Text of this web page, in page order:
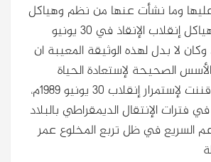
وما نشأت عنها من نظم وهياكل
مثلها مثل نظم وهياكل إنقلاب الإنقاذ في ٣٠ يونيو
وكان لا بدل لهذه الوثيقة المعيبة ان
الصحيحة لإستعادة الحياة
الدستورية للبلاد وقننت لإستمرار إنقلاب ٣٠ يونيو ١٩٨٩م،
فترات الإنتقال الديمقراطي بالبلاد
السريع في ظل تربع المخلوع عمر